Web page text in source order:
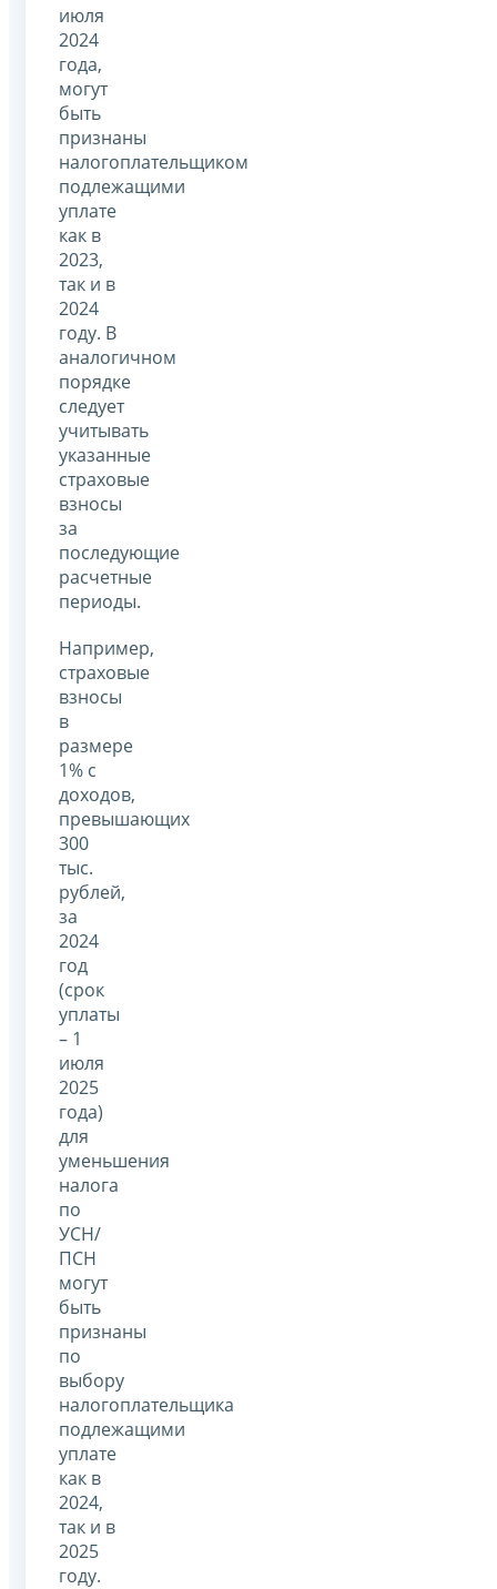
июля
2024
года,
могут
быть
признаны
налогоплательщиком
подлежащими
уплате
как в
2023,
так и в
2024
году. В
аналогичном
порядке
следует
учитывать
указанные
страховые
взносы
за
последующие
расчетные
периоды.
Например,
страховые
взносы
в
размере
1% с
доходов,
превышающих
300
тыс.
рублей,
за
2024
год
(срок
уплаты
– 1
июля
2025
года)
для
уменьшения
налога
по
УСН/
ПСН
могут
быть
признаны
по
выбору
налогоплательщика
подлежащими
уплате
как в
2024,
так и в
2025
году.